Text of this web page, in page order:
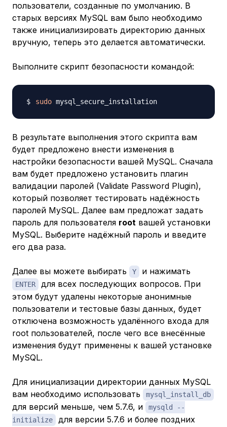
пользователи, созданные по умолчанию. В
старых версиях MySQL вам было необходимо
также инициализировать директорию данных
вручную, теперь это делается автоматически.
Выполните скрипт безопасности командой:
sudo
В результате выполнения этого скрипта вам
будет предложено внести изменения в
настройки безопасности вашей MySQL. Сначала
вам будет предложено установить плагин
валидации паролей (Validate Password Plugin),
который позволяет тестировать надёжность
паролей MySQL. Далее вам предложат задать
пароль для пользователя root вашей установки
MySQL. Выберите надёжный пароль и введите
его два раза.
Далее вы можете выбирать Y и нажимать
ENTER
для всех последующих вопросов. При
этом будут удалены некоторые анонимные
пользователи и тестовые базы данных, будет
отключена возможность удалённого входа для
root пользователей, после чего все внесённые
изменения будут применены к вашей установке
MySQL.
Для инициализации директории данных MySQL
вам необходимо использовать
mysql_install_db
для версий меньше, чем 5.7.6, и
mysqld --
initialize
для версии 5.7.6 и более поздних